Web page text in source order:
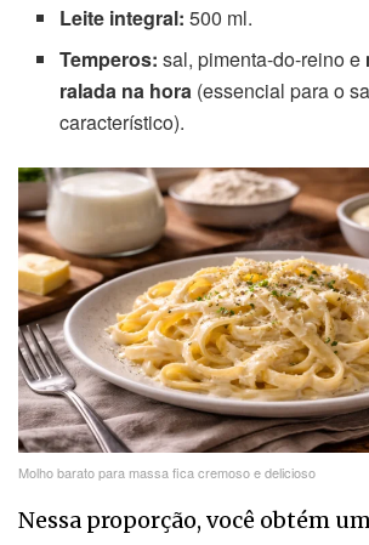
Leite integral: 500 ml.
Temperos: sal, pimenta-do-reino e
ralada na hora (essencial para o
característico).
Molho barato para massa fica cremoso e delicioso
Nessa proporção, você obtém